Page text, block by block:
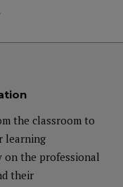
amplia experiencia
Cátedra Cervelló de
el “Premio al Mejor
the classroom to
learning
the professional
their